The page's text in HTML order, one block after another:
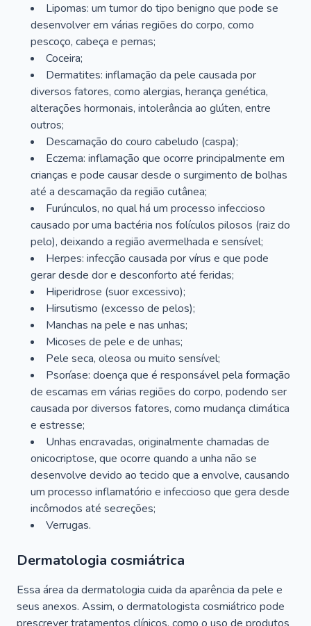
Lipomas: um tumor do tipo benigno que pode se
desenvolver em várias regiões do corpo, como
pescoço, cabeça e pernas;
Coceira;
Dermatites: inflamação da pele causada por
diversos fatores, como alergias, herança genética,
alterações hormonais, intolerância ao glúten, entre
outros;
Descamação do couro cabeludo (caspa);
Eczema: inflamação que ocorre principalmente em
crianças e pode causar desde o surgimento de bolhas
até a descamação da região cutânea;
Furúnculos, no qual há um processo infeccioso
causado por uma bactéria nos folículos pilosos (raiz do
pelo), deixando a região avermelhada e sensível;
Herpes: infecção causada por vírus e que pode
gerar desde dor e desconforto até feridas;
Hiperidrose (suor excessivo);
Hirsutismo (excesso de pelos);
Manchas na pele e nas unhas;
Micoses de pele e de unhas;
Pele seca, oleosa ou muito sensível;
Psoríase: doença que é responsável pela formação
de escamas em várias regiões do corpo, podendo ser
causada por diversos fatores, como mudança climática
e estresse;
Unhas encravadas, originalmente chamadas de
onicocriptose, que ocorre quando a unha não se
desenvolve devido ao tecido que a envolve, causando
um processo inflamatório e infeccioso que gera desde
incômodos até secreções;
Verrugas.
Dermatologia cosmiátrica
Essa área da dermatologia cuida da aparência da pele e
seus anexos. Assim, o dermatologista cosmiátrico pode